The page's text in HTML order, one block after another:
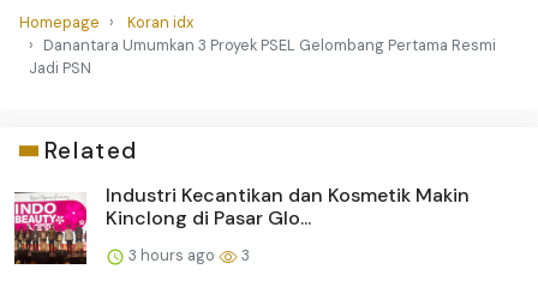
Homepage
Koran idx
Danantara Umumkan 3 Proyek PSEL Gelombang Pertama Resmi
Jadi PSN
Related
Industri Kecantikan dan Kosmetik Makin
Kinclong di Pasar Glo...
3 hours ago 3